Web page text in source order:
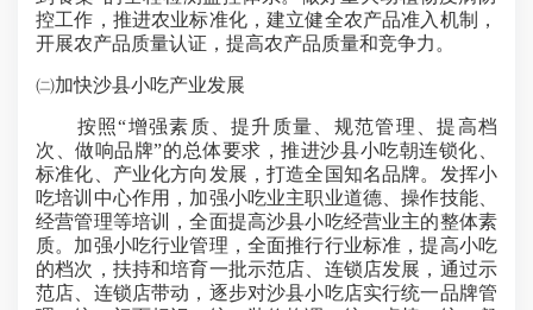
控工作，推进农业标准化，建立健全农产品准入机制，
开展农产品质量认证，提高农产品质量和竞争力。
㈡加快沙县小吃产业发展
按照“增强素质、提升质量、规范管理、提高档
次、做响品牌”的总体要求，推进沙县小吃朝连锁化、
标准化、产业化方向发展，打造全国知名品牌。发挥小
吃培训中心作用，加强小吃业主职业道德、操作技能、
经营管理等培训，全面提高沙县小吃经营业主的整体素
质。加强小吃行业管理，全面推行行业标准，提高小吃
的档次，扶持和培育一批示范店、连锁店发展，通过示
范店、连锁店带动，逐步对沙县小吃店实行统一品牌管